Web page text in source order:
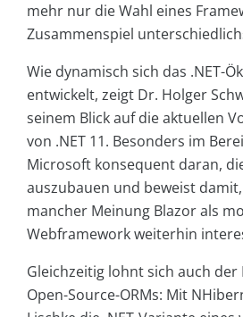
mehr nur die Wahl eines
Zusammenspiel
Wie dynamisch sich das .NET-
entwickelt, zeigt Dr. Holger
seinem Blick auf die aktuellen
von .NET 11. Besonders im
Microsoft konsequent daran,
auszubauen und beweist
mancher Meinung Blazor als
Webframework weiterhin
Gleichzeitig lohnt sich auch der
Open-Source-ORMs: Mit